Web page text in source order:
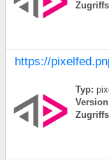
https://
Typ: